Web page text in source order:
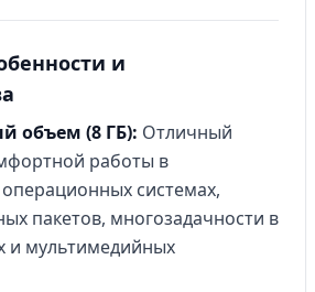
и
объем (8 ГБ): Отличный
работы в
системах,
пакетов, многозадачности в
и мультимедийных